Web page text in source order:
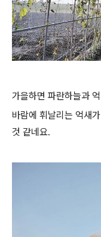
가을하면 파란하늘과
바람에 휘날리는 억새
것 같네요.